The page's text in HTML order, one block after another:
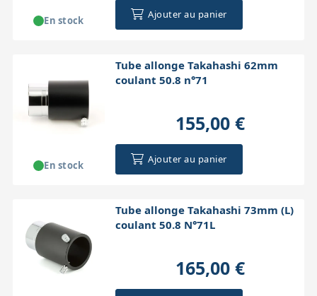
Ajouter au panier
En stock
Tube allonge Takahashi 62mm
coulant 50.8 n°71
155,00 €
Ajouter au panier
En stock
Tube allonge Takahashi 73mm (L)
coulant 50.8 N°71L
165,00 €